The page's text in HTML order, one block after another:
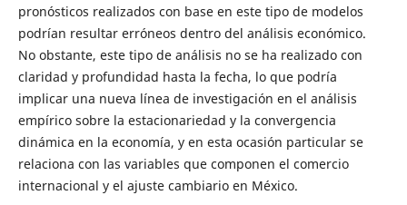
pronósticos realizados con base en este tipo de modelos
podrían resultar erróneos dentro del análisis económico.
No obstante, este tipo de análisis no se ha realizado con
claridad y profundidad hasta la fecha, lo que podría
implicar una nueva línea de investigación en el análisis
empírico sobre la estacionariedad y la convergencia
dinámica en la economía, y en esta ocasión particular se
relaciona con las variables que componen el comercio
internacional y el ajuste cambiario en México.